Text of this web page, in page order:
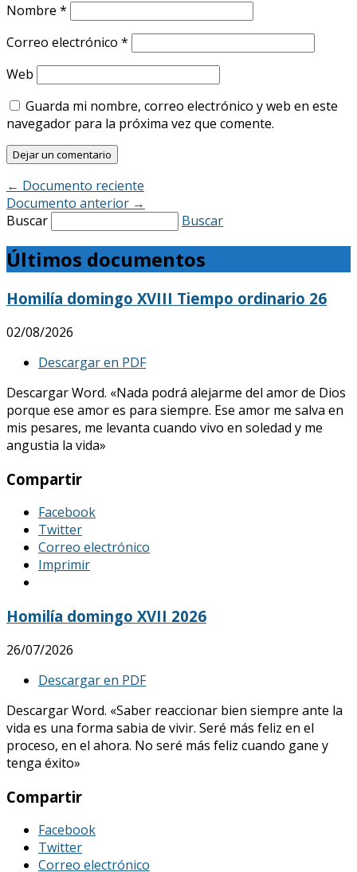
Nombre *
Correo electrónico *
Web
Guarda mi nombre, correo electrónico y web en este
navegador para la próxima vez que comente.
← Documento reciente
Documento anterior →
Buscar
Buscar
Últimos documentos
Homilía domingo XVIII Tiempo ordinario 26
02/08/2026
Descargar en PDF
Descargar Word. «Nada podrá alejarme del amor de Dios
porque ese amor es para siempre. Ese amor me salva en
mis pesares, me levanta cuando vivo en soledad y me
angustia la vida»
Compartir
Facebook
Twitter
Correo electrónico
Imprimir
Homilía domingo XVII 2026
26/07/2026
Descargar en PDF
Descargar Word. «Saber reaccionar bien siempre ante la
vida es una forma sabia de vivir. Seré más feliz en el
proceso, en el ahora. No seré más feliz cuando gane y
tenga éxito»
Compartir
Facebook
Twitter
Correo electrónico